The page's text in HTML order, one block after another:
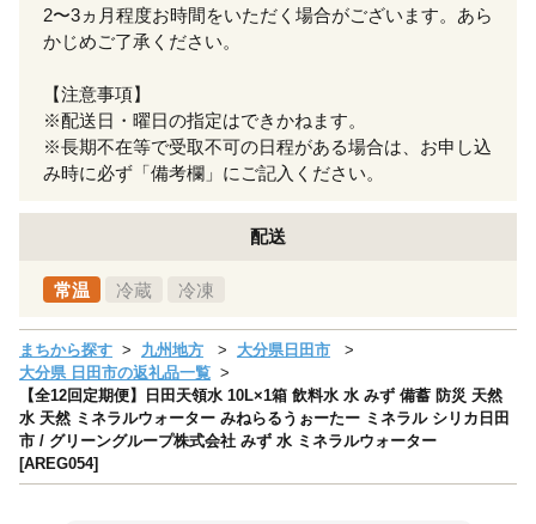
2〜3ヵ月程度お時間をいただく場合がございます。あら
かじめご了承ください。
【注意事項】
※配送日・曜日の指定はできかねます。
※長期不在等で受取不可の日程がある場合は、お申し込
み時に必ず「備考欄」にご記入ください。
配送
常温 冷蔵 冷凍
まちから探す 九州地方
大分県日田市
大分県 日田市の返礼品一覧
【全12回定期便】日田天領水 10L×1箱 飲料水 水 みず 備蓄 防災 天然
水 天然 ミネラルウォーター みねらるうぉーたー ミネラル シリカ日田
市 / グリーングループ株式会社 みず 水 ミネラルウォーター
[AREG054]